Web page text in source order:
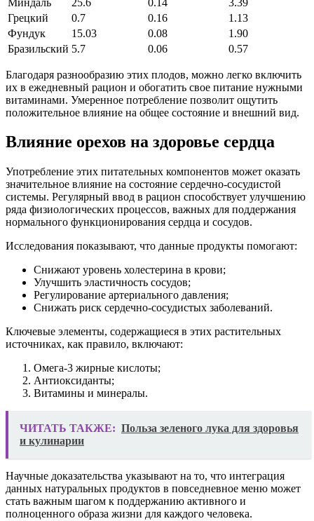
Грецкий
0.7 0.16
1.13
Фундук
15.03 0.08
1.90
Бразильский 5.7 0.06 0.57
Благодаря разнообразию этих плодов, можно легко включить
их в ежедневный рацион и обогатить свое питание нужными
витаминами. Умеренное потребление позволит ощутить
положительное влияние на общее состояние и внешний вид.
Влияние орехов на здоровье сердца
Употребление этих питательных компонентов может оказать
значительное влияние на состояние сердечно-сосудистой
системы. Регулярный ввод в рацион способствует улучшению
ряда физиологических процессов, важных для поддержания
нормального функционирования сердца и сосудов.
Исследования показывают, что данные продукты помогают:
Снижают уровень холестерина в крови;
Улучшить эластичность сосудов;
Регулирование артериального давления;
Снижать риск сердечно-сосудистых заболеваний.
Ключевые элементы, содержащиеся в этих растительных
источниках, как правило, включают:
Омега-3 жирные кислоты;
Антиоксиданты;
Витамины и минералы.
ЧИТАТЬ ТАКЖЕ: Польза зеленого лука для здоровья
и кулинарии
Научные доказательства указывают на то, что интеграция
данных натуральных продуктов в повседневное меню может
стать важным шагом к поддержанию активного и
полноценного образа жизни для каждого человека.